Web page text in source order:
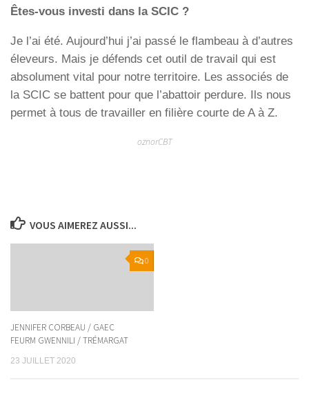
Êtes-vous investi dans la SCIC ?
Je l’ai été. Aujourd’hui j’ai passé le flambeau à d’autres
éleveurs. Mais je défends cet outil de travail qui est
absolument vital pour notre territoire. Les associés de
la SCIC se battent pour que l’abattoir perdure. Ils nous
permet à tous de travailler en filière courte de A à Z.
oznorCBT
VOUS AIMEREZ AUSSI...
0
JENNIFER CORBEAU / GAEC
FEURM GWENNILI / TRÉMARGAT
23 JUILLET 2020